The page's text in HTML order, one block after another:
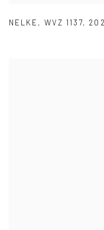
NELKE , WVZ 1137,